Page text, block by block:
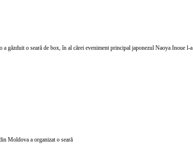
găzduit o seară de box, în al cărei eveniment principal japonezul Naoya Inoue l-a
Moldova a organizat o seară